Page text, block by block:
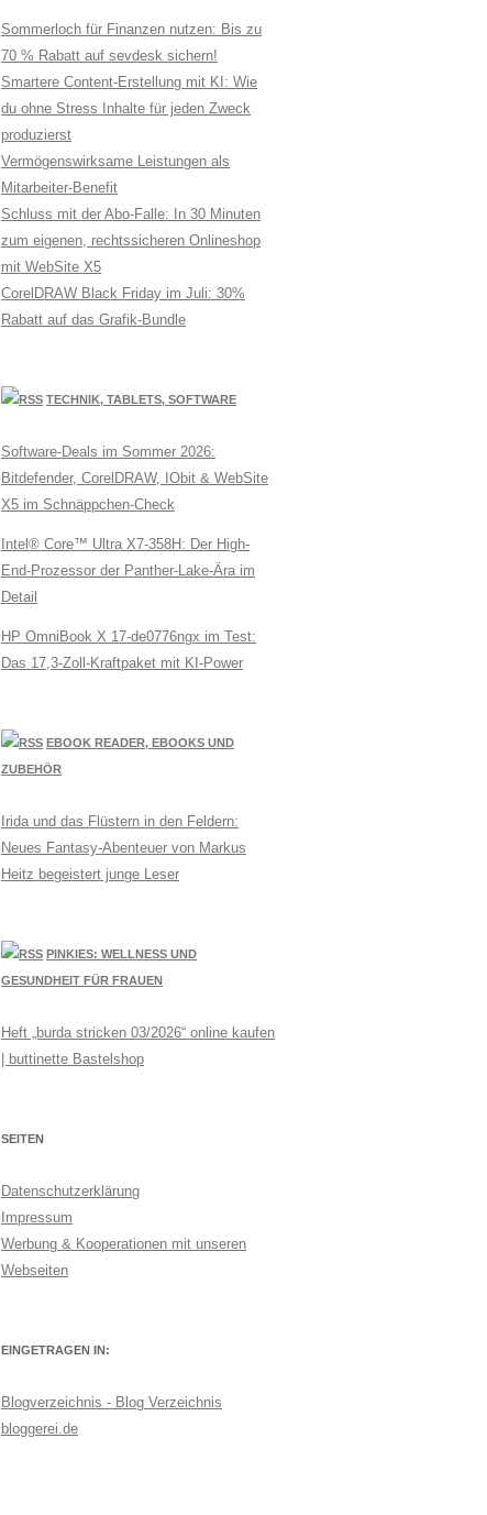
Sommerloch für Finanzen nutzen: Bis zu
70 % Rabatt auf sevdesk sichern!
Smartere Content-Erstellung mit KI: Wie
du ohne Stress Inhalte für jeden Zweck
produzierst
Vermögenswirksame Leistungen als
Mitarbeiter-Benefit
Schluss mit der Abo-Falle: In 30 Minuten
zum eigenen, rechtssicheren Onlineshop
mit WebSite X5
CorelDRAW Black Friday im Juli: 30%
Rabatt auf das Grafik-Bundle
TECHNIK, TABLETS, SOFTWARE
Software-Deals im Sommer 2026:
Bitdefender, CorelDRAW, IObit & WebSite
X5 im Schnäppchen-Check
Intel® Core™ Ultra X7-358H: Der High-
End-Prozessor der Panther-Lake-Ära im
Detail
HP OmniBook X 17-de0776ngx im Test:
Das 17,3-Zoll-Kraftpaket mit KI-Power
EBOOK READER, EBOOKS UND
ZUBEHÖR
Irida und das Flüstern in den Feldern:
Neues Fantasy-Abenteuer von Markus
Heitz begeistert junge Leser
PINKIES: WELLNESS UND
GESUNDHEIT FÜR FRAUEN
Heft „burda stricken 03/2026“ online kaufen
| buttinette Bastelshop
SEITEN
Datenschutzerklärung
Impressum
Werbung & Kooperationen mit unseren
Webseiten
EINGETRAGEN IN:
Blogverzeichnis - Blog Verzeichnis
bloggerei.de